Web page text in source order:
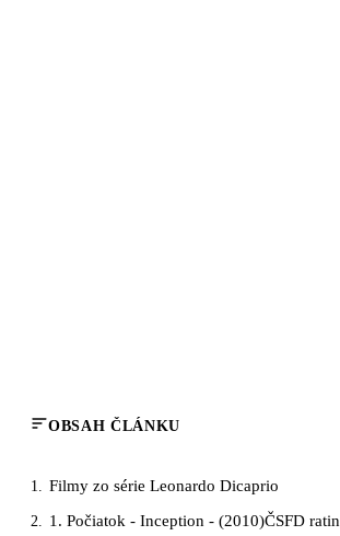
OBSAH ČLÁNKU
1. Filmy zo série Leonardo Dicaprio
2. 1. Počiatok - Inception - (2010)ČSFD